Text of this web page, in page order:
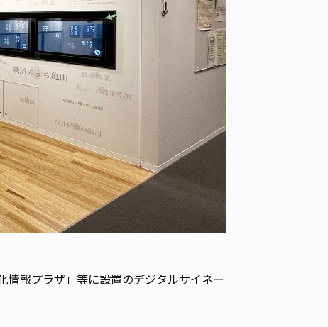
報プラザ」等に設置のデジタルサイネー